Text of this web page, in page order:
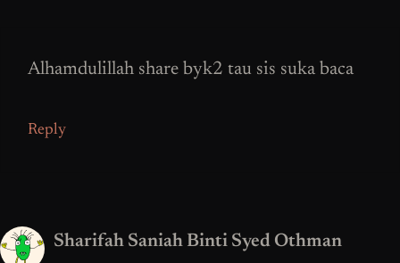
Alhamdulillah share byk2 tau sis suka baca
Reply
Sharifah Saniah Binti Syed Othman